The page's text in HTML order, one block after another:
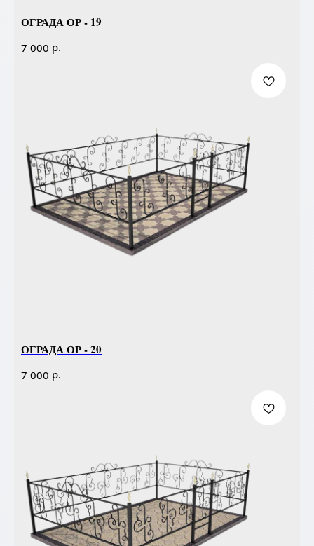
ОГРАДА ОР - 19
7 000 р.
ОГРАДА ОР - 20
7 000 р.